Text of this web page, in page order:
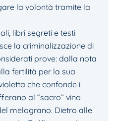
la volontà tramite la
libri segreti e testi
la criminalizzazione di
prove: dalla nota
fertilità per la sua
che confonde i
al “sacro” vino
melograno. Dietro alle